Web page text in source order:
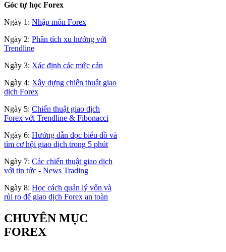
Góc tự học Forex
Ngày 1: Nhập môn Forex
Ngày 2: Phân tích xu hướng với
Trendline
Ngày 3: Xác định các mức cản
Ngày 4: Xây dựng chiến thuật giao
dịch Forex
Ngày 5: Chiến thuật giao dịch
Forex với Trendline & Fibonacci
Ngày 6: Hướng dẫn đọc biểu đồ và
tìm cơ hội giao dịch trong 5 phút
Ngày 7: Các chiến thuật giao dịch
với tin tức - News Trading
Ngày 8: Học cách quản lý vốn và
rủi ro để giao dịch Forex an toàn
CHUYÊN MỤC
FOREX